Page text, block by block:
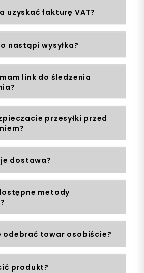
uzyskać fakturę VAT?
nastąpi wysyłka?
link do śledzenia
przesyłki przed
dostawa?
metody
odebrać towar osobiście?
produkt?